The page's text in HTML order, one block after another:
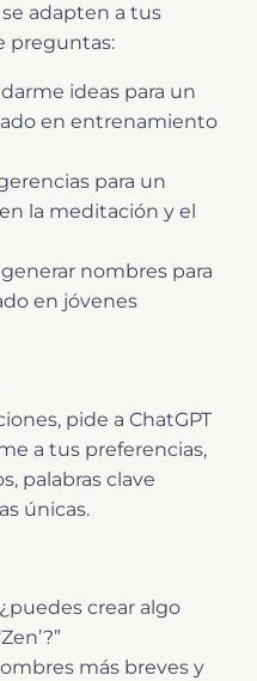
adapten a tus
preguntas:
ideas para un
en entrenamiento
para un
la meditación y el
generar nombres para
en jóvenes
pide a ChatGPT
a tus preferencias,
palabras clave
únicas.
¿puedes crear algo
más breves y